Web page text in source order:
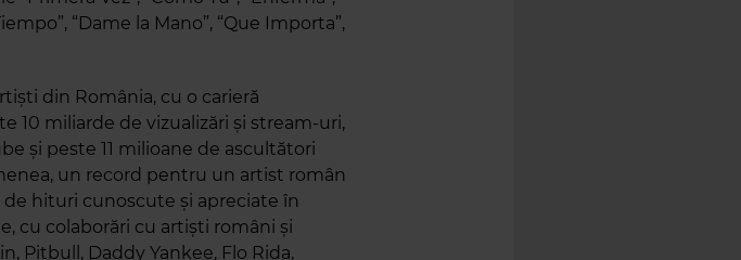
“Dame la Mano”, “Que Importa”,
din România, cu o carieră
10 miliarde de vizualizări și stream-uri,
și peste 11 milioane de ascultători
un record pentru un artist român
hituri cunoscute și apreciate în
cu colaborări cu artiști români și
Pitbull, Daddy Yankee, Flo Rida,